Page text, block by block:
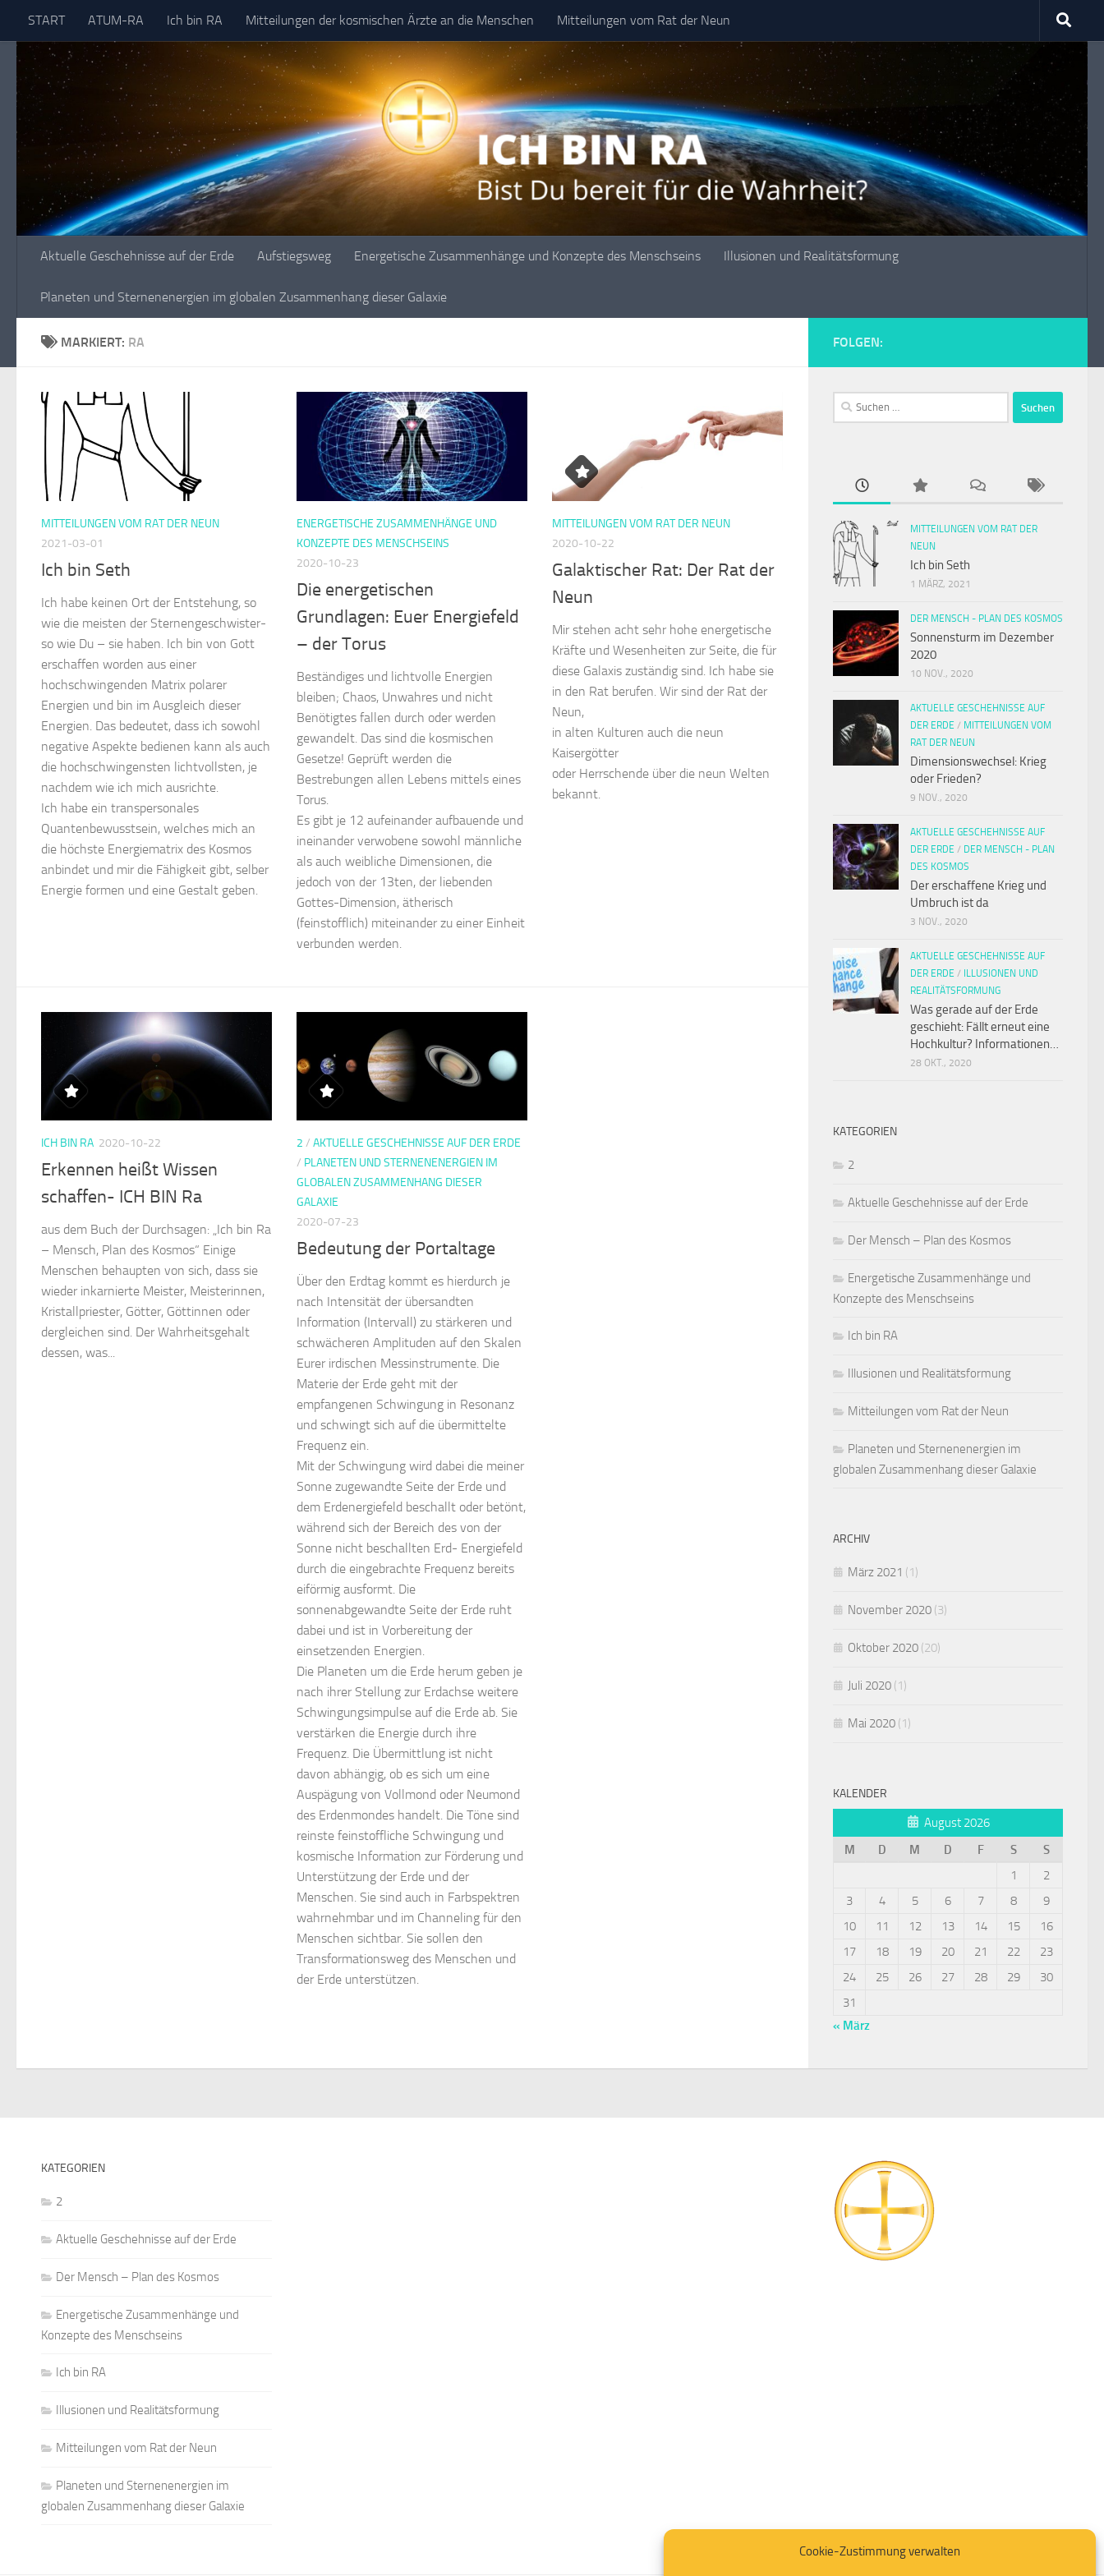
Cookie-Zustimmung verwalten
Skip to content
START ATUM-RA Ich bin RA Mitteilungen der kosmischen Ärzte an die Menschen Mitteilungen vom Rat der Neun
Aktuelle Geschehnisse auf der Erde Aufstiegsweg Energetische Zusammenhänge und Konzepte des Menschseins Illusionen und Realitätsformung
Planeten und Sternenenergien im globalen Zusammenhang dieser Galaxie
MARKIERT: RA
MITTEILUNGEN VOM RAT DER NEUN
2021-03-01
Ich bin Seth
Ich habe keinen Ort der Entstehung, so
wie die meisten der Sternengeschwister-
so wie Du – sie haben. Ich bin von Gott
erschaffen worden aus einer
hochschwingenden Matrix polarer
Energien und bin im Ausgleich dieser
Energien. Das bedeutet, dass ich sowohl
negative Aspekte bedienen kann als auch
die hochschwingensten lichtvollsten, je
nachdem wie ich mich ausrichte.
Ich habe ein transpersonales
Quantenbewusstsein, welches mich an
die höchste Energiematrix des Kosmos
anbindet und mir die Fähigkeit gibt, selber
Energie formen und eine Gestalt geben.
ENERGETISCHE ZUSAMMENHÄNGE UND
KONZEPTE DES MENSCHSEINS
2020-10-23
Die energetischen
Grundlagen: Euer Energiefeld
– der Torus
Beständiges und lichtvolle Energien
bleiben; Chaos, Unwahres und nicht
Benötigtes fallen durch oder werden
gewandelt. Das sind die kosmischen
Gesetze! Geprüft werden die
Bestrebungen allen Lebens mittels eines
Torus.
Es gibt je 12 aufeinander aufbauende und
ineinander verwobene sowohl männliche
als auch weibliche Dimensionen, die
jedoch von der 13ten, der liebenden
Gottes-Dimension, ätherisch
(feinstofflich) miteinander zu einer Einheit
verbunden werden.
MITTEILUNGEN VOM RAT DER NEUN
2020-10-22
Galaktischer Rat: Der Rat der
Neun
Mir stehen acht sehr hohe energetische
Kräfte und Wesenheiten zur Seite, die für
diese Galaxis zuständig sind. Ich habe sie
in den Rat berufen. Wir sind der Rat der
Neun,
in alten Kulturen auch die neun
Kaisergötter
oder Herrschende über die neun Welten
bekannt.
ICH BIN RA 2020-10-22
Erkennen heißt Wissen
schaffen- ICH BIN Ra
aus dem Buch der Durchsagen: „Ich bin Ra
– Mensch, Plan des Kosmos“ Einige
Menschen behaupten von sich, dass sie
wieder inkarnierte Meister, Meisterinnen,
Kristallpriester, Götter, Göttinnen oder
dergleichen sind. Der Wahrheitsgehalt
dessen, was...
2 /AKTUELLE GESCHEHNISSE AUF DER ERDE
/ PLANETEN UND STERNENENERGIEN IM
GLOBALEN ZUSAMMENHANG DIESER
GALAXIE
2020-07-23
Bedeutung der Portaltage
Über den Erdtag kommt es hierdurch je
nach Intensität der übersandten
Information (Intervall) zu stärkeren und
schwächeren Amplituden auf den Skalen
Eurer irdischen Messinstrumente. Die
Materie der Erde geht mit der
empfangenen Schwingung in Resonanz
und schwingt sich auf die übermittelte
Frequenz ein.
Mit der Schwingung wird dabei die meiner
Sonne zugewandte Seite der Erde und
dem Erdenergiefeld beschallt oder betönt,
während sich der Bereich des von der
Sonne nicht beschallten Erd- Energiefeld
durch die eingebrachte Frequenz bereits
eiförmig ausformt. Die
sonnenabgewandte Seite der Erde ruht
dabei und ist in Vorbereitung der
einsetzenden Energien.
Die Planeten um die Erde herum geben je
nach ihrer Stellung zur Erdachse weitere
Schwingungsimpulse auf die Erde ab. Sie
verstärken die Energie durch ihre
Frequenz. Die Übermittlung ist nicht
davon abhängig, ob es sich um eine
Auspägung von Vollmond oder Neumond
des Erdenmondes handelt. Die Töne sind
reinste feinstoffliche Schwingung und
kosmische Information zur Förderung und
Unterstützung der Erde und der
Menschen. Sie sind auch in Farbspektren
wahrnehmbar und im Channeling für den
Menschen sichtbar. Sie sollen den
Transformationsweg des Menschen und
der Erde unterstützen.
FOLGEN:
Suchen
nach:
MITTEILUNGEN VOM RAT DER
NEUN
Ich bin Seth
1 MÄRZ, 2021
DER MENSCH - PLAN DES KOSMOS
Sonnensturm im Dezember
2020
10 NOV., 2020
AKTUELLE GESCHEHNISSE AUF
DER ERDE / MITTEILUNGEN VOM
RAT DER NEUN
Dimensionswechsel: Krieg
oder Frieden?
9 NOV., 2020
AKTUELLE GESCHEHNISSE AUF
DER ERDE / DER MENSCH - PLAN
DES KOSMOS
Der erschaffene Krieg und
Umbruch ist da
3 NOV., 2020
AKTUELLE GESCHEHNISSE AUF
DER ERDE /
ILLUSIONEN UND
REALITÄTSFORMUNG
Was gerade auf der Erde
geschieht: Fällt erneut eine
Hochkultur? Informationen…
28 OKT., 2020
KATEGORIEN
2
Aktuelle Geschehnisse auf der Erde
Der Mensch – Plan des Kosmos
Energetische Zusammenhänge und
Konzepte des Menschseins
Ich bin RA
Illusionen und Realitätsformung
Mitteilungen vom Rat der Neun
Planeten und Sternenenergien im
globalen Zusammenhang dieser Galaxie
ARCHIV
März 2021 (1)
November 2020 (3)
Oktober 2020 (20)
Juli 2020 (1)
Mai 2020 (1)
KALENDER
August 2026
M
D M D F S
S
1
2
3
4 5 6 7 8
9
10
11 12 13 14 15
16
17
18 19 20 21 22
23
24
25 26 27 28 29
30
31
« März
KATEGORIEN
2
Aktuelle Geschehnisse auf der Erde
Der Mensch – Plan des Kosmos
Energetische Zusammenhänge und
Konzepte des Menschseins
Ich bin RA
Illusionen und Realitätsformung
Mitteilungen vom Rat der Neun
Planeten und Sternenenergien im
globalen Zusammenhang dieser Galaxie